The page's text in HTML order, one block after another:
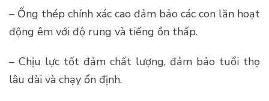
– Ống thép chính xác cao đảm bảo các con lăn hoạt
động êm với độ rung và tiếng ồn thấp.
– Chịu lực tốt đảm chất lượng, đảm bảo tuổi thọ
lâu dài và chạy ổn định.